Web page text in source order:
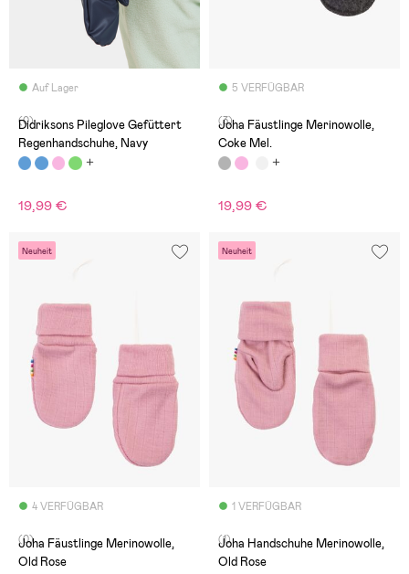
Auf Lager
(0)
Didriksons Pileglove Gefüttert
Regenhandschuhe, Navy
19,99 €
5 VERFÜGBAR
(3)
Joha Fäustlinge Merinowolle,
Coke Mel.
19,99 €
Neuheit
4 VERFÜGBAR
(0)
Joha Fäustlinge Merinowolle,
Old Rose
Neuheit
1 VERFÜGBAR
(1)
Joha Handschuhe Merinowolle,
Old Rose